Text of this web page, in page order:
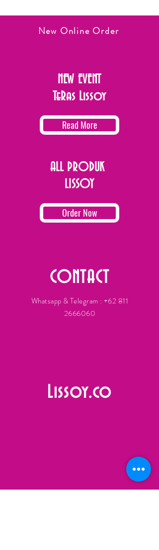
New Online Order
NEW EVENT
TeRas Lissoy
Read More
ALL PRODUK
LISSOY
Order Now
CONTACT
Whatsapp & Telegram : +62 811
2666060
Lissoy.co